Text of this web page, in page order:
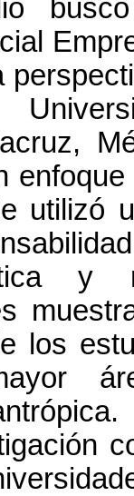
utilizó
y
los